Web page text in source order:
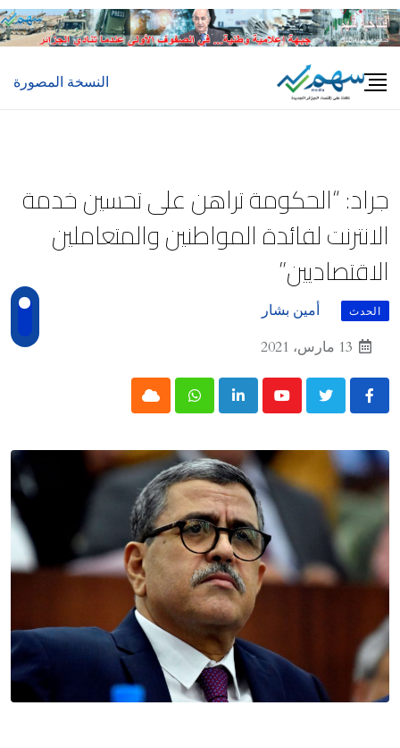
Skip
to
النسخة المصورة
جراد: “الحكومة تراهن على تحسين خدمة
الانترنت لفائدة المواطنين والمتعاملين
الاقتصاديين”
الحدث
أمين بشار
13 مارس، 2021
Youtube
LinkedIn
Whatsapp
Cloud